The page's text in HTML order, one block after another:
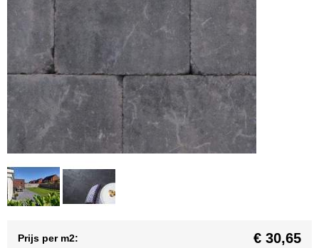
Prijs per m2: € 30,65